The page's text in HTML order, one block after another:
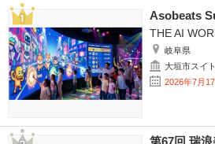
Asobeats
THE AI
岐阜県
大垣市スイ
2026年7月